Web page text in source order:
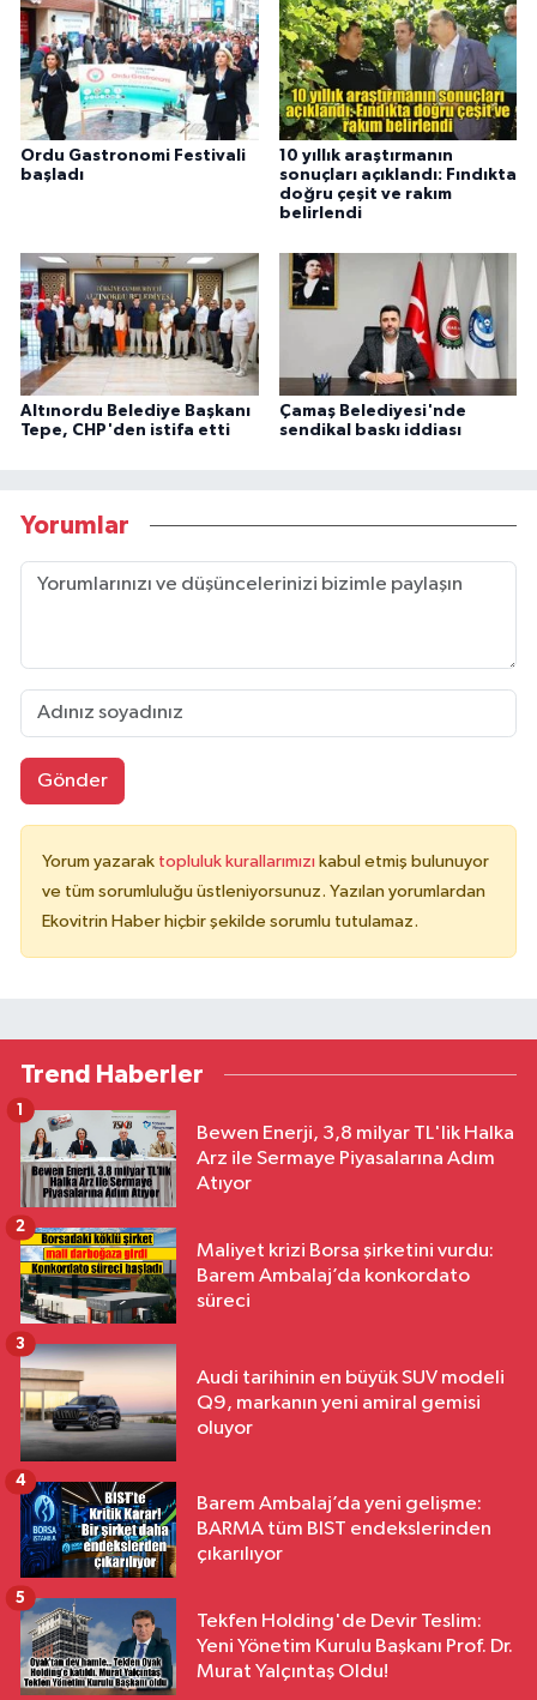
Ordu Gastronomi Festivali
başladı
10 yıllık araştırmanın
sonuçları açıklandı: Fındıkta
doğru çeşit ve rakım
belirlendi
Altınordu Belediye Başkanı
Tepe, CHP'den istifa etti
Çamaş Belediyesi'nde
sendikal baskı iddiası
Yorumlar
Gönder
Yorum yazarak topluluk kurallarımızı kabul etmiş bulunuyor
ve tüm sorumluluğu üstleniyorsunuz. Yazılan yorumlardan
Ekovitrin Haber hiçbir şekilde sorumlu tutulamaz.
Trend Haberler
Bewen Enerji, 3,8 milyar TL'lik Halka
Arz ile Sermaye Piyasalarına Adım
Atıyor
1
Maliyet krizi Borsa şirketini vurdu:
Barem Ambalaj’da konkordato
süreci
2
Audi tarihinin en büyük SUV modeli
Q9, markanın yeni amiral gemisi
oluyor
3
Barem Ambalaj’da yeni gelişme:
BARMA tüm BIST endekslerinden
çıkarılıyor
4
Tekfen Holding'de Devir Teslim:
Yeni Yönetim Kurulu Başkanı Prof. Dr.
Murat Yalçıntaş Oldu!
5